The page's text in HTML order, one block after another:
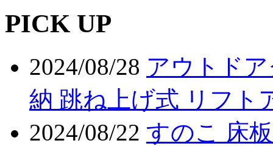
PICK UP
2024/08/28 アウトド
納 跳ね上げ式 リフト
2024/08/22 すのこ 床